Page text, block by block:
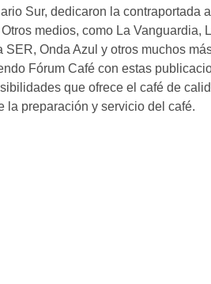
Sur, dedicaron la contraportada
medios, como La Vanguardia,
Onda Azul y otros muchos
Fórum Café con estas
que ofrece el café de
la preparación y servicio del café.